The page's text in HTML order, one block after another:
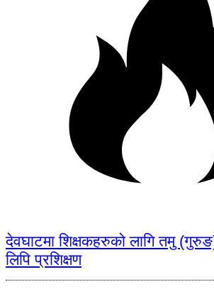
देवघाटमा शिक्षकहरुको लागि तमु
लिपि प्रशिक्षण